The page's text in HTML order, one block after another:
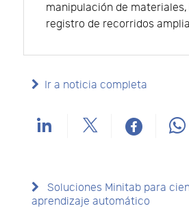
manipulación de
registro de recorridos
Ir a noticia completa
Soluciones Minitab para
aprendizaje automático